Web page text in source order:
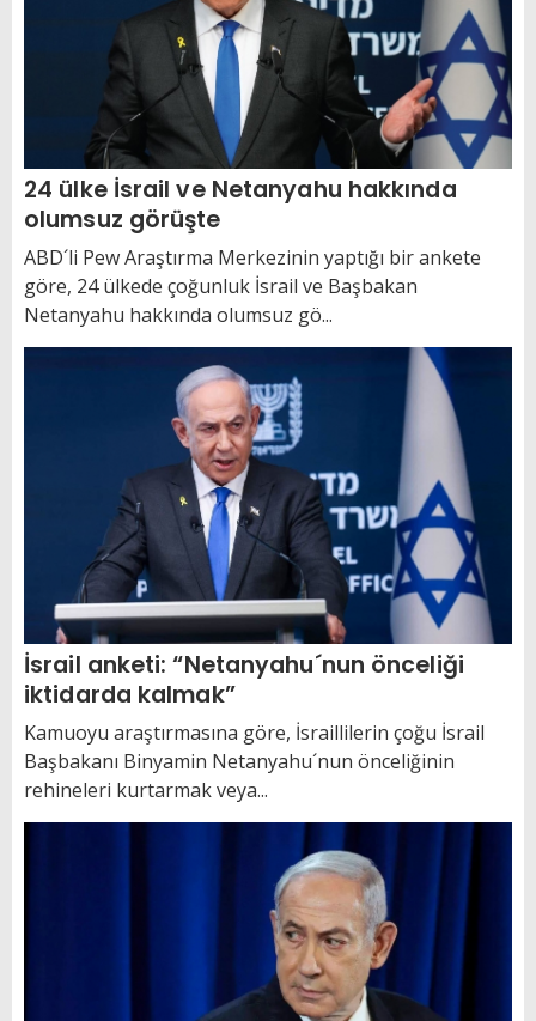
24 ülke İsrail ve Netanyahu hakkında
olumsuz görüşte
ABD´li Pew Araştırma Merkezinin yaptığı bir ankete
göre, 24 ülkede çoğunluk İsrail ve Başbakan
Netanyahu hakkında olumsuz gö...
İsrail anketi: “Netanyahu´nun önceliği
iktidarda kalmak”
Kamuoyu araştırmasına göre, İsraillilerin çoğu İsrail
Başbakanı Binyamin Netanyahu´nun önceliğinin
rehineleri kurtarmak veya...